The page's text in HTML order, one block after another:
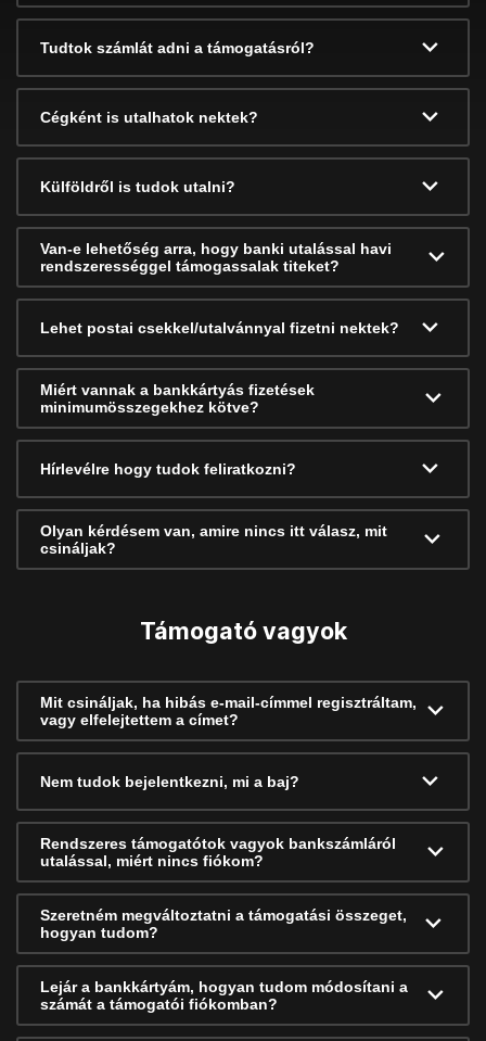
Tudtok számlát adni a támogatásról?
Cégként is utalhatok nektek?
Külföldről is tudok utalni?
Van-e lehetőség arra, hogy banki utalással havi
rendszerességgel támogassalak titeket?
Lehet postai csekkel/utalvánnyal fizetni nektek?
Miért vannak a bankkártyás fizetések
minimumösszegekhez kötve?
Hírlevélre hogy tudok feliratkozni?
Olyan kérdésem van, amire nincs itt válasz, mit
csináljak?
Támogató vagyok
Mit csináljak, ha hibás e-mail-címmel regisztráltam,
vagy elfelejtettem a címet?
Nem tudok bejelentkezni, mi a baj?
Rendszeres támogatótok vagyok bankszámláról
utalással, miért nincs fiókom?
Szeretném megváltoztatni a támogatási összeget,
hogyan tudom?
Lejár a bankkártyám, hogyan tudom módosítani a
számát a támogatói fiókomban?